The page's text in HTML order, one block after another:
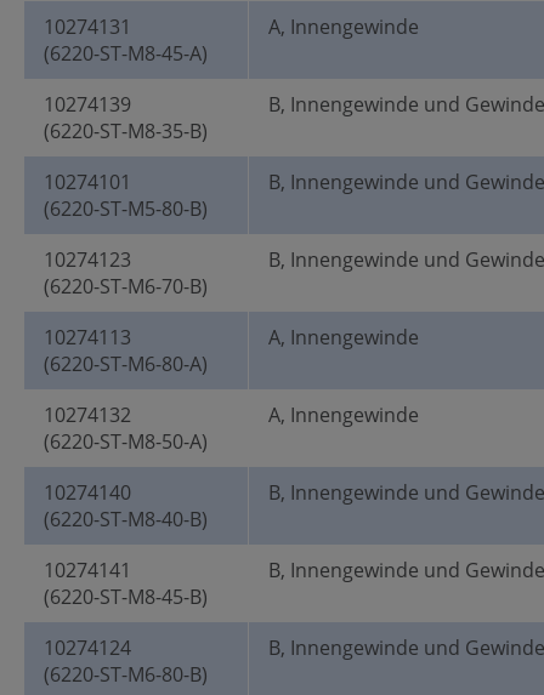
10274131
(6220-ST-M8-45-A)
A, Innengewinde
10274139
(6220-ST-M8-35-B)
B, Innengewinde und
10274101
(6220-ST-M5-80-B)
B, Innengewinde und
10274123
(6220-ST-M6-70-B)
B, Innengewinde und
10274113
(6220-ST-M6-80-A)
A, Innengewinde
10274132
(6220-ST-M8-50-A)
A, Innengewinde
10274140
(6220-ST-M8-40-B)
B, Innengewinde und
10274141
(6220-ST-M8-45-B)
B, Innengewinde und
10274124
(6220-ST-M6-80-B)
B, Innengewinde und